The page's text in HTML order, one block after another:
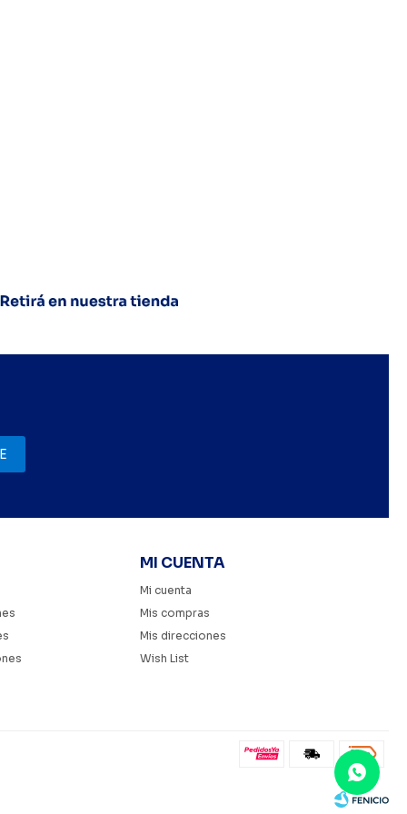
MI CUENTA
Mi cuenta
Mis compras
Mis direcciones
Wish List